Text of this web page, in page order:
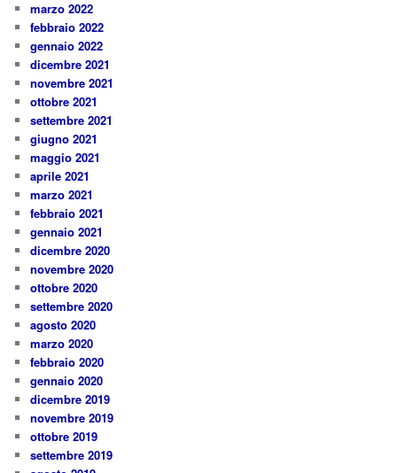
marzo 2022
febbraio 2022
gennaio 2022
dicembre 2021
novembre 2021
ottobre 2021
settembre 2021
giugno 2021
maggio 2021
aprile 2021
marzo 2021
febbraio 2021
gennaio 2021
dicembre 2020
novembre 2020
ottobre 2020
settembre 2020
agosto 2020
marzo 2020
febbraio 2020
gennaio 2020
dicembre 2019
novembre 2019
ottobre 2019
settembre 2019